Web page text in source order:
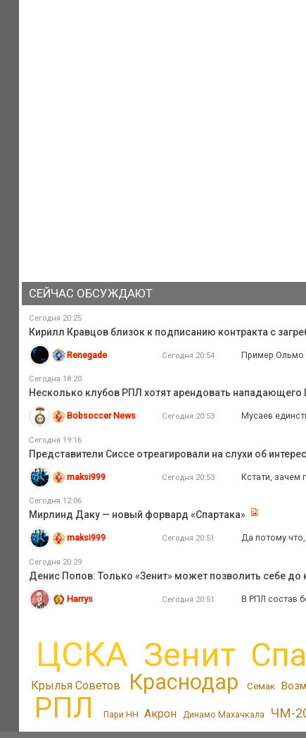
СЕЙЧАС ОБСУЖДАЮТ
Сегодня 20:25
Кирилл Кравцов близок к подписанию контракта с
Renegade Сегодня 20:54 Пример Ольмо
Сегодня 18:20
Несколько клубов РПЛ хотят арендовать
Bobsoccer News Сегодня 20:53 Мусаев
Сегодня 19:16
Представители Сиссе отреагировали на слухи об
maksi999 Сегодня 20:53 Кстати, зачем
Сегодня 12:06
Мирлинд Даку — новый форвард «Спартака»
maksi999 Сегодня 20:51 Да потому
Сегодня 20:29
Денис Попов: Только «Зенит» может позволить себе
Harrys Сегодня 20:51 В РПЛ состав
ЦСКА Зенит
Крылья Советов Краснодар Семак
РПЛ Пари НН Акрон Динамо Махачкала ЧМ-